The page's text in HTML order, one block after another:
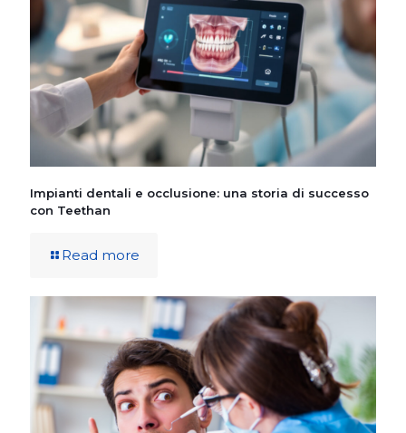
Impianti dentali e occlusione: una storia di successo
con Teethan
Read more